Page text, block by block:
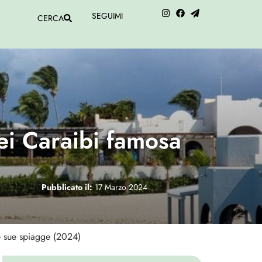
CERCA SEGUIMI
Caraibi famosa
Pubblicato il:17 Marzo 2024
spiagge (2024)